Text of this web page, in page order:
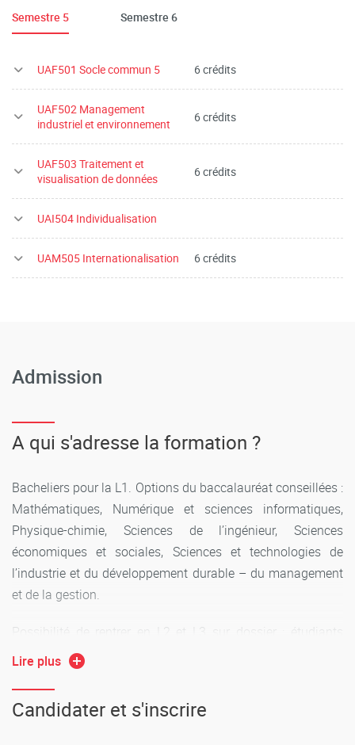
Semestre 5 Semestre 6
UAF501 Socle commun 5 6 crédits
UAF502 Management
industriel et environnement
6 crédits
UAF503 Traitement et
visualisation de données
6 crédits
UAI504 Individualisation
UAM505 Internationalisation 6 crédits
Admission
A qui s'adresse la formation ?
Bacheliers pour la L1. Options du baccalauréat conseillées :
Mathématiques, Numérique et sciences informatiques,
Physique-chimie, Sciences de l’ingénieur, Sciences
économiques et sociales, Sciences et technologies de
l’industrie et du développement durable – du management
et de la gestion.
Possibilité de rentrer en L2 et L3 sur dossier : étudiants
venant des BUT Informatiques et industriels. Candidature
via Ecandidat ou pour les candidats étrangers hors UE dont
le pays est connecté à la plateforme Campus France.
Lire plus
Candidater et s'inscrire